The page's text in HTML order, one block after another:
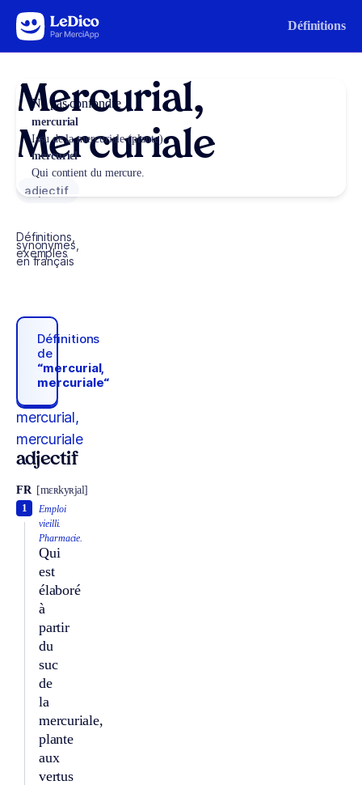
Aller au contenu Définitions
Mercurial,
Mercuriale
adjectif
Définitions,
synonymes,
exemples
en français
Définitions
de
“mercurial,
mercuriale“
mercurial,
mercuriale
adjectif
FR [mɛʀkyʀjal]
Emploi
vieilli.
Pharmacie.
Qui
est
élaboré
à
partir
du
suc
de
la
mercuriale,
plante
aux
vertus
1
Ne pas confondre
mercurial
Issu de la mercuriale (plante).
mercuriel
Qui contient du mercure.